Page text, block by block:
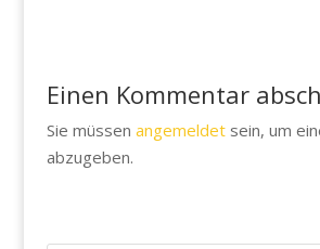
Einen Kommentar
Sie müssen angemeldetsein, um
abzugeben.